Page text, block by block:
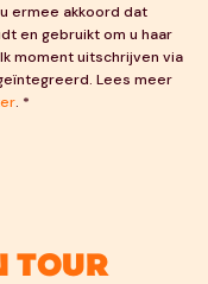
ermee akkoord dat
en gebruikt om u haar
moment uitschrijven via
Lees meer
. *
Tour